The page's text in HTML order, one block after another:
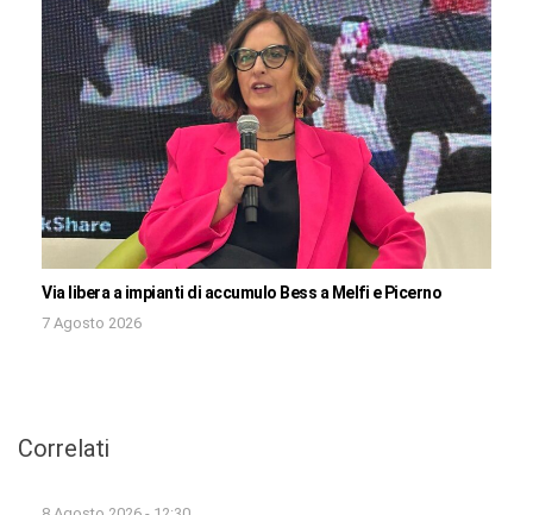
Via libera a impianti di accumulo Bess a Melfi e Picerno
7 Agosto 2026
Correlati